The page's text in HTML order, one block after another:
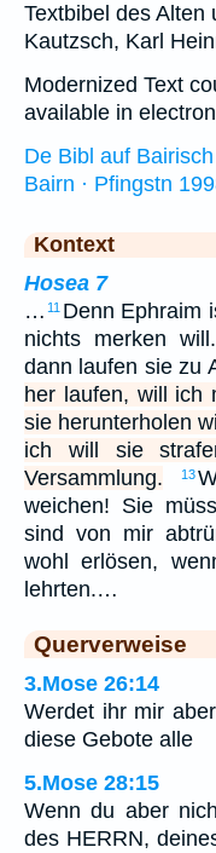
Textbibel des Alten
Kautzsch, Karl
Modernized Text
available in
De Bibl auf Bairisch
Bairn · Pfingstn
Kontext
Hosea 7
… 11 Denn Ephraim
nichts merken
dann laufen sie zu
her laufen, will ich
sie herunterholen
ich will sie
Versammlung.
13
weichen! Sie
sind von mir
wohl erlösen,
lehrten.…
Querverweise
3.Mose 26:14
Werdet ihr mir
diese Gebote alle
5.Mose 28:15
Wenn du aber
des HERRN,